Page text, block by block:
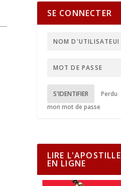
SE CONNECTER
S'IDENTIFIER
Perdu
mon mot de passe
LIRE L'APOSTILLE
EN LIGNE